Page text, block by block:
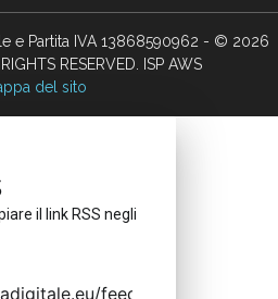
e Partita IVA 13868590962 - © 2026
RESERVED. ISP AWS
del sito
il link RSS negli